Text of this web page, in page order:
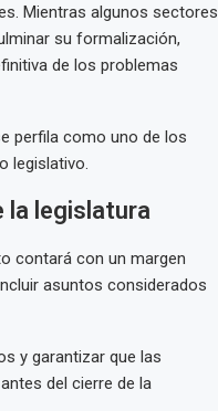
Mientras algunos sectores
su formalización,
de los problemas
perfila como uno de los
legislativo.
la legislatura
contará con un margen
asuntos considerados
y garantizar que las
del cierre de la